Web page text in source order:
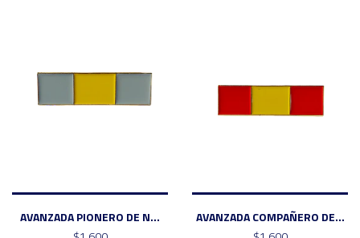
AVANZADA PIONERO DE N...
AVANZADA COMPAÑERO DE...